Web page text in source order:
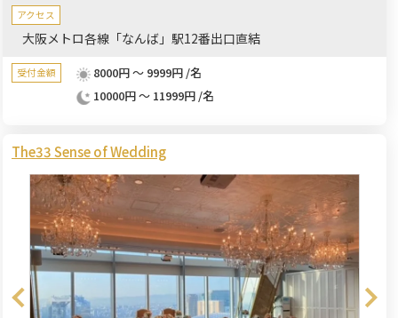
アクセス
大阪メトロ各線「なんば」駅12番出口直結
受付金額
8000円 ～ 9999円 /名
10000円 ～ 11999円 /名
The33 Sense of Wedding